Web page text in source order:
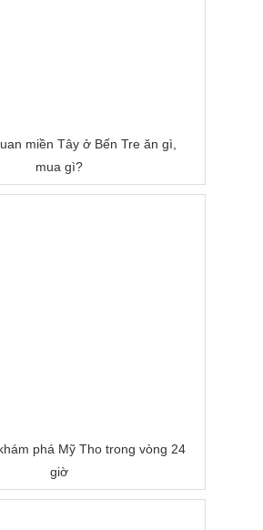
miền Tây ở Bến Tre ăn gì,
mua gì?
phá Mỹ Tho trong vòng 24
giờ